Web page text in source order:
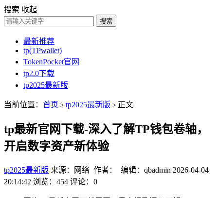
搜索 收起
搜索
最新推荐
tp(TPwallet)
TokenPocket官网
tp2.0下载
tp2025最新版
当前位置： 首页 > tp2025最新版 > 正文
tp最新官网下载-深入了解TP钱包卷轴，
开启数字资产新体验
tp2025最新版 来源：网络 作者： 编辑：qbadmin 2026-04-04
20:14:42 浏览：454 评论：0